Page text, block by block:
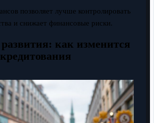
позволяет лучше контролировать
и снижает финансовые риски.
как изменится